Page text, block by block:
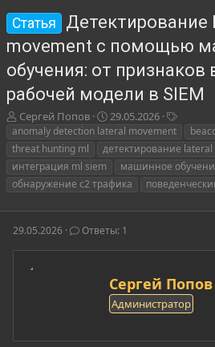
Статья
Детектирование
movement с помощью
обучения: от признаков
рабочей модели в SIEM
А
в
т
р
т
м
ы
Сергей Попов
Д
а
т
а
а
л
29.05.2026
Т
г
и
anomaly detection lateral movement
threat hunting ml
детектирование
интеграция ml siem
машинное
обнаружение c2 трафика
29.05.2026 Ответы: 1
А
в
т
р
Сергей Попов
Администратор